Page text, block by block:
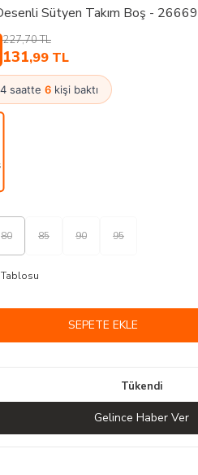
Sütyen Takım Boş - 26669
227,70TL
131,99 TL
saatte 6 kişi baktı
80 85 90 95
SEPETE EKLE
Tükendi
Gelince Haber Ver